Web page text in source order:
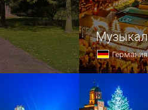
одним
Германия
Если вы